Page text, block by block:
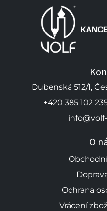
Dubenská 512/1,
+420 385 102
O
Ochrana
Vrácení